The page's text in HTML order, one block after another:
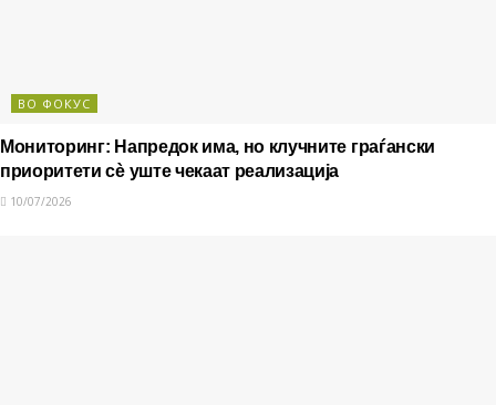
ВО ФОКУС
Мониторинг: Напредок има, но клучните граѓански
приоритети сè уште чекаат реализација
10/07/2026